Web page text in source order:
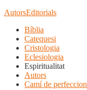
AutorsEditorials
Bíblia
Catequesi
Cristologia
Eclesiologia
Espiritualitat
Autors
Camí de